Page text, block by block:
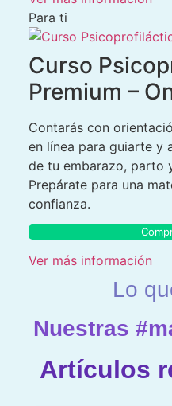
Para ti
Curso
Premium –
Contarás con
en línea para guiarte y
de tu embarazo, parto
Prepárate para una
confianza.
Ver más información
Lo
Nuestras
Artículos